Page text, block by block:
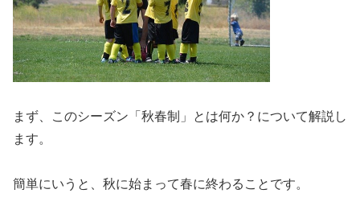
まず、このシーズン「秋春制」とは何か？について解説し
ます。
簡単にいうと、秋に始まって春に終わることです。